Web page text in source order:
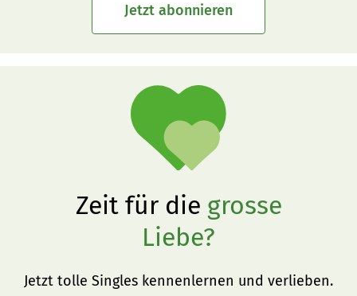
Jetzt abonnieren
Zeit für die grosse
Liebe?
Jetzt tolle Singles kennenlernen und verlieben.